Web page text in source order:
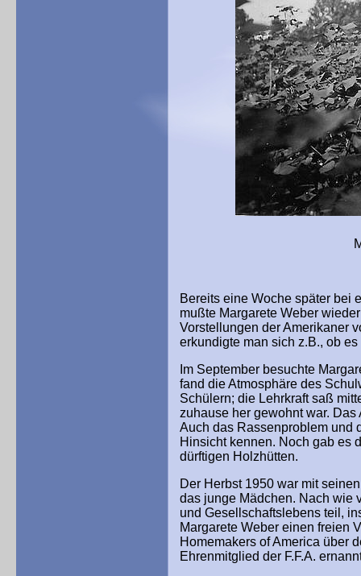
Margarete
Bereits eine Woche später bei
mußte Margarete Weber
Vorstellungen der Amerikaner
erkundigte man sich z.B., ob
Im September besuchte
fand die Atmosphäre des
Schülern; die Lehrkraft saß
zuhause her gewohnt war.
Auch das Rassenproblem und
Hinsicht kennen. Noch gab es
dürftigen Holzhütten.
Der Herbst 1950 war mit
das junge Mädchen. Nach wie
und Gesellschaftslebens teil,
Margarete Weber einen freien
Homemakers of America über
Ehrenmitglied der F.F.A.